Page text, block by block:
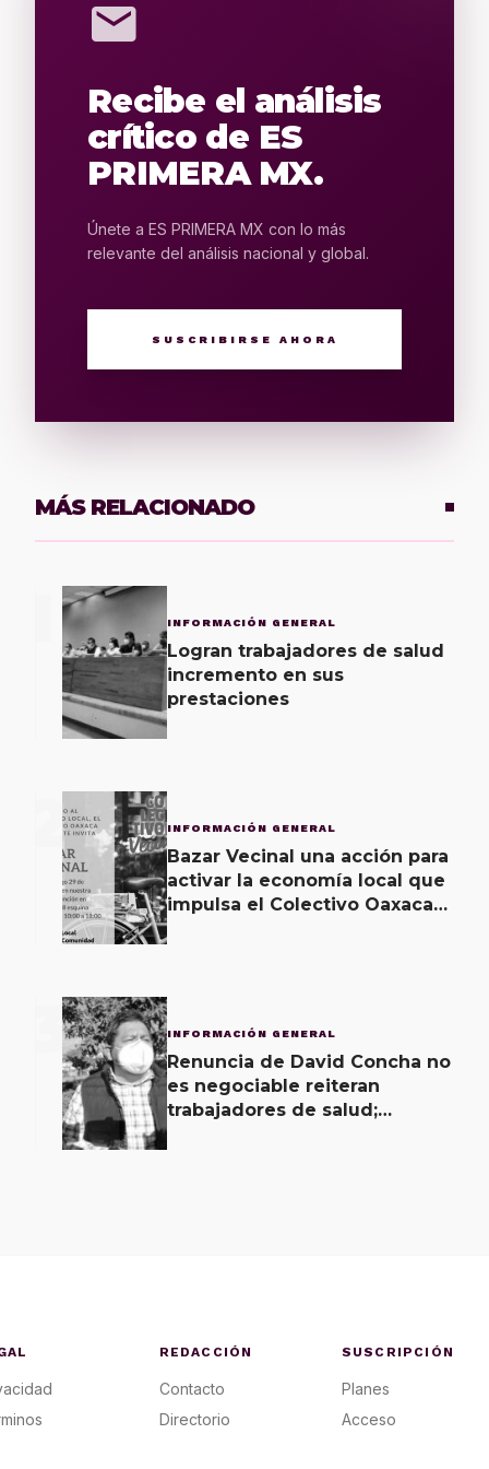
mail
Recibe el análisis
crítico de ES
PRIMERA MX.
Únete a ES PRIMERA MX con lo más
relevante del análisis nacional y global.
SUSCRIBIRSE AHORA
MÁS RELACIONADO
INFORMACIÓN GENERAL
Logran trabajadores de salud
incremento en sus
prestaciones
2 INFORMACIÓN GENERAL
Bazar Vecinal una acción para
activar la economía local que
impulsa el Colectivo Oaxaca
3 INFORMACIÓN GENERAL
Renuncia de David Concha no
es negociable reiteran
trabajadores de salud;
REDACCIÓN
Contacto
Directorio
SUSCRIPCIÓN
Planes
Acceso